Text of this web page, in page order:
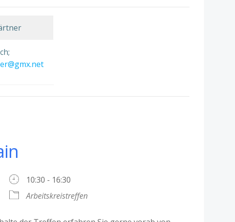
10:30 - 16:30
Arbeitskreistreffen